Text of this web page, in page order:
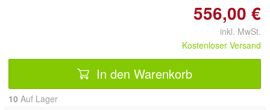
556,00 €
inkl. MwSt.
Kostenloser Versand
In den Warenkorb
10 Auf Lager